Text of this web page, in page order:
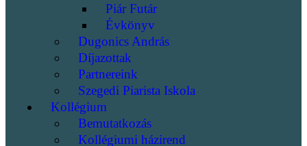
Piár Futár
Évkönyv
Dugonics András
Díjazottak
Partnereink
Szegedi Piarista Iskola
Kollégium
Bemutatkozás
Kollégiumi házirend